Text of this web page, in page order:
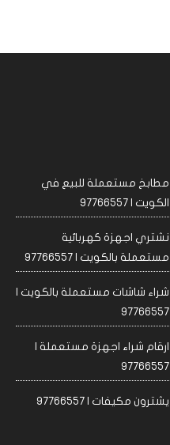
مطابخ مستعملة للبيع في
الكويت | 97766557
نشتري اجهزة كهربائية
مستعملة بالكويت | 97766557
شراء شاشات مستعملة بالكويت |
97766557
ارقام شراء اجهزة مستعملة |
97766557
يشترون مكيفات | 97766557